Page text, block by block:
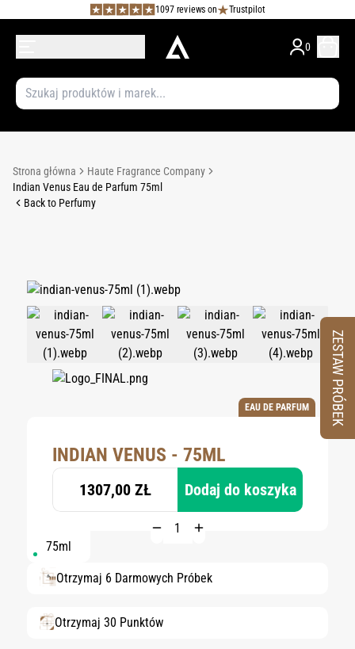
1097 reviews on Trustpilot
0
Strona główna
Haute Fragrance Company
Indian Venus Eau de Parfum 75ml
Back to Perfumy
EAU DE PARFUM
INDIAN VENUS - 75ML
1307,00 ZŁ Dodaj do koszyka
75ml
Otrzymaj 6 Darmowych Próbek
Otrzymaj 30 Punktów
ZESTAW PRÓBEK